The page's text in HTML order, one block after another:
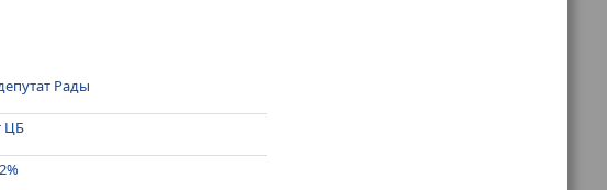
Рады
ЦБ